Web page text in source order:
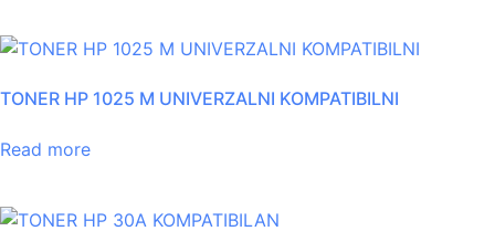
TONER HP 1025 M UNIVERZALNI KOMPATIBILNI
Read more